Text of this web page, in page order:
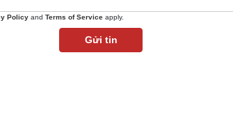
Policy and Terms of Service apply.
Gửi tin